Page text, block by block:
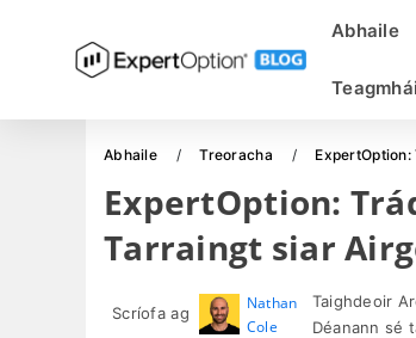
Abhaile
Abhaile Treoracha
ExpertOption:
Tarraingt siar
Scríofa ag
Nathan
Cole
Taighdeoir
Déanann sé